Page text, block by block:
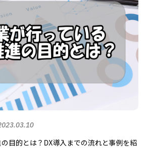
目的とは？DX導入までの流れと事例を紹